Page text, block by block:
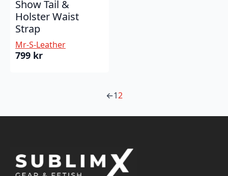
Show Tail &
Holster Waist
Strap
Mr-S-Leather
799 kr
←12